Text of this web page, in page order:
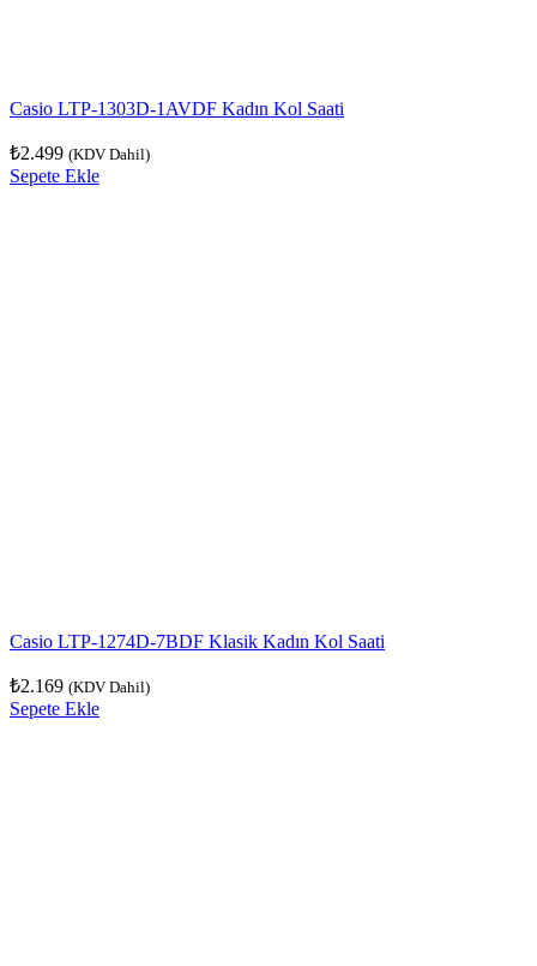
Casio LTP-1303D-1AVDF Kadın Kol Saati
₺2.499 (KDV Dahil)
Sepete Ekle
Casio LTP-1274D-7BDF Klasik Kadın Kol Saati
₺2.169 (KDV Dahil)
Sepete Ekle